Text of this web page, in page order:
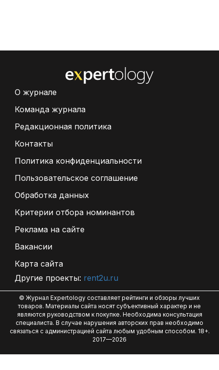
О журнале
Команда журнала
Редакционная политика
Контакты
Политика конфиденциальности
Пользовательское соглашение
Обработка данных
Критерии отбора номинантов
Реклама на сайте
Вакансии
Карта сайта
Другие проекты: rent2u.ru
© Журнал Expertology составляет рейтинги и обзоры лучших
товаров. Материалы сайта носят субъективный характер и не
являются руководством к покупке. Необходима консультация
специалиста. В случае нарушения авторских прав необходимо
связаться с администрацией сайта любым удобным способом. 18+.
2017—2026